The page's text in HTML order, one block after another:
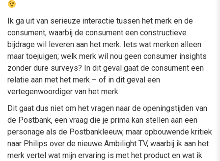
Ik ga uit van serieuze interactie tussen het merk en de
consument, waarbij de consument een constructieve
bijdrage wil leveren aan het merk. Iets wat merken alleen
maar toejuigen; welk merk wil nou geen consumer insights
zonder dure surveys? In dit geval gaat de consument een
relatie aan met het merk – of in dit geval een
vertegenwoordiger van het merk.
Dit gaat dus niet om het vragen naar de openingstijden van
de Postbank, een vraag die je prima kan stellen aan een
personage als de Postbankleeuw, maar opbouwende kritiek
naar Philips over de nieuwe Ambilight TV, waarbij ik aan het
merk vertel wat mijn ervaring is met het product en wat ik